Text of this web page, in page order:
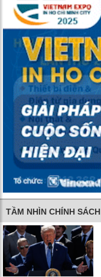
TẦM NHÌN CHÍNH SÁCH